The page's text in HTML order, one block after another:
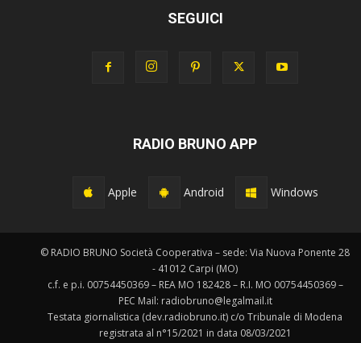
SEGUICI
RADIO BRUNO APP
Apple Android Windows
© RADIO BRUNO Società Cooperativa – sede: Via Nuova Ponente 28
- 41012 Carpi (MO)
c.f. e p.i. 00754450369 – REA MO 182428 – R.I. MO 00754450369 –
PEC Mail: radiobruno@legalmail.it
Testata giornalistica (dev.radiobruno.it) c/o Tribunale di Modena
registrata al n°15/2021 in data 08/03/2021